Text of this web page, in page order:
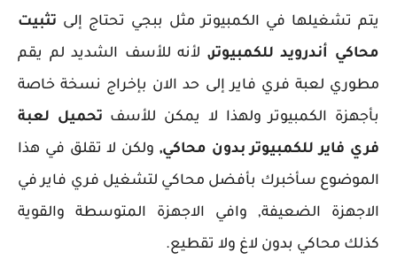
يتم تشغيلها في الكمبيوتر مثل ببجي تحتاج إلى تثبيت
محاكي أندرويد للكمبيوتر, لأنه للأسف الشديد لم يقم
مطوري لعبة فري فاير إلى حد الان بإخراج نسخة خاصة
بأجهزة الكمبيوتر ولهذا لا يمكن للأسف تحميل لعبة
فري فاير للكمبيوتر بدون محاكي, ولكن لا تقلق في هذا
الموضوع سأخبرك بأفضل محاكي لتشغيل فري فاير في
الاجهزة الضعيفة, وافي الاجهزة المتوسطة والقوية
كذلك محاكي بدون لاغ ولا تقطيع.